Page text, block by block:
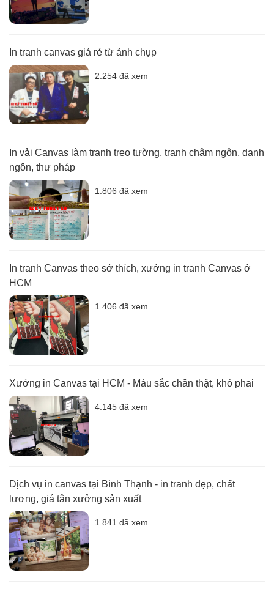
In tranh canvas giá rẻ từ ảnh chụp
2.254 đã xem
In vải Canvas làm tranh treo tường, tranh châm ngôn, danh
ngôn, thư pháp
1.806 đã xem
In tranh Canvas theo sở thích, xưởng in tranh Canvas ở
HCM
1.406 đã xem
Xưởng in Canvas tại HCM - Màu sắc chân thật, khó phai
4.145 đã xem
Dịch vụ in canvas tại Bình Thạnh - in tranh đẹp, chất
lượng, giá tận xưởng sản xuất
1.841 đã xem